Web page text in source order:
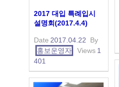
2017 대입 특례입시
설명회(2017.4.4)
Date 2017.04.22
By
홍보운영자
Views 1
401